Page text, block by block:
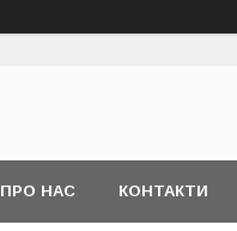
ПРО НАС КОНТАКТИ